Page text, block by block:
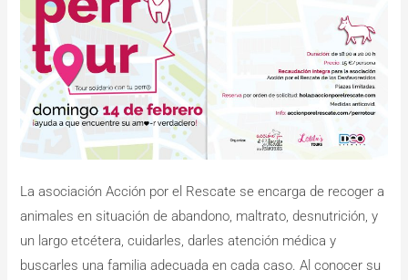
La asociación Acción por el Rescate se encarga de recoger a
animales en situación de abandono, maltrato, desnutrición, y
un largo etcétera, cuidarles, darles atención médica y
buscarles una familia adecuada en cada caso. Al conocer su